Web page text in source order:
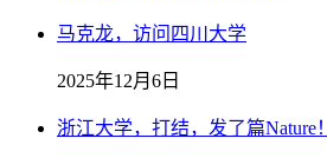
马克龙，访问四川大学
2025年12月6日
浙江大学，打结，发了篇Nature！